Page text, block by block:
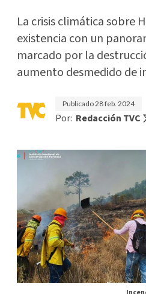
La crisis climática sobre
existencia con un
marcado por la
aumento desmedido de
Publicado28 feb. 2024
Por: Redacción TVC